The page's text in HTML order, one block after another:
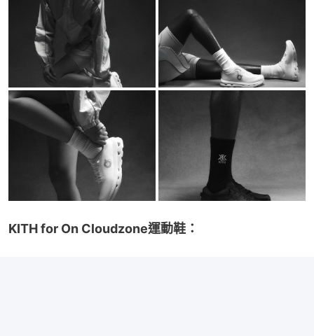
KITH for On Cloudzone運動鞋：